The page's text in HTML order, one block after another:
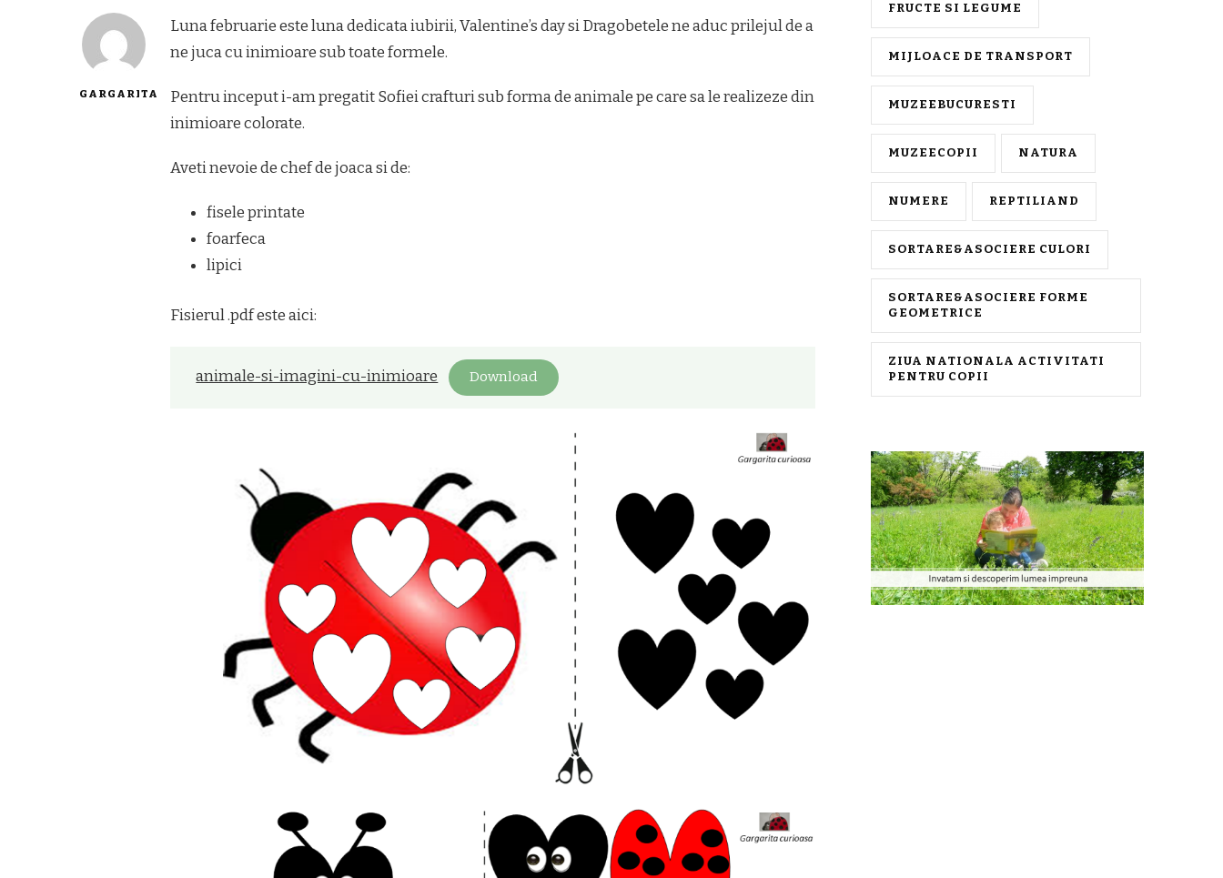
GARGARITA
Luna februarie este luna dedicata iubirii, Valentine’s day si Dragobetele ne aduc prilejul de a
ne juca cu inimioare sub toate formele.
Pentru inceput i-am pregatit Sofiei crafturi sub forma de animale pe care sa le realizeze din
inimioare colorate.
Aveti nevoie de chef de joaca si de:
fisele printate
foarfeca
lipici
Fisierul .pdf este aici:
animale-si-imagini-cu-inimioare Download
FRUCTE SI LEGUME
MIJLOACE DE TRANSPORT
MUZEEBUCURESTI
MUZEECOPII NATURA
NUMERE REPTILIAND
SORTARE&ASOCIERE CULORI
SORTARE&ASOCIERE FORME
GEOMETRICE
ZIUA NATIONALA ACTIVITATI
PENTRU COPII